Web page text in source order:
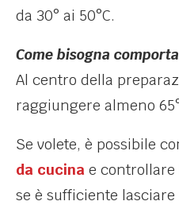
da 30° ai 50°C.
Come bisogna
Al centro della
raggiungere almeno
Se volete, è possibile
da cucina e
se è sufficiente